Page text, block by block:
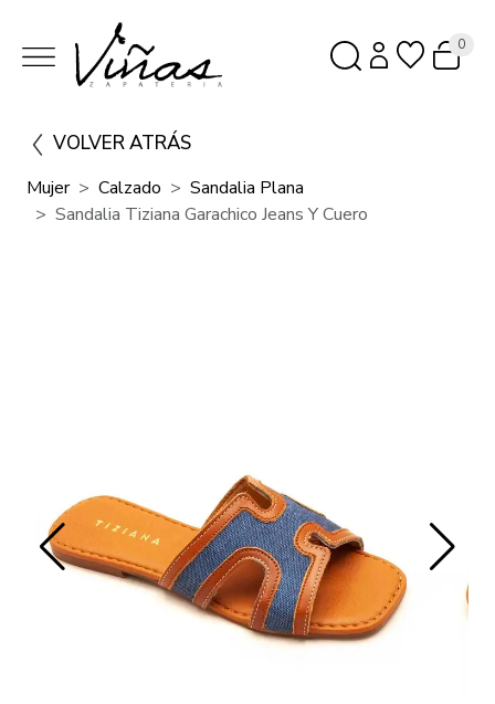
0
VOLVER ATRÁS
Mujer Calzado
Sandalia Plana
Sandalia Tiziana Garachico Jeans Y Cuero